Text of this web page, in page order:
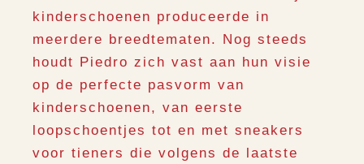
kinderschoenen produceerde in
meerdere breedtematen. Nog steeds
houdt Piedro zich vast aan hun visie
op de perfecte pasvorm van
kinderschoenen, van eerste
loopschoentjes tot en met sneakers
voor tieners die volgens de laatste